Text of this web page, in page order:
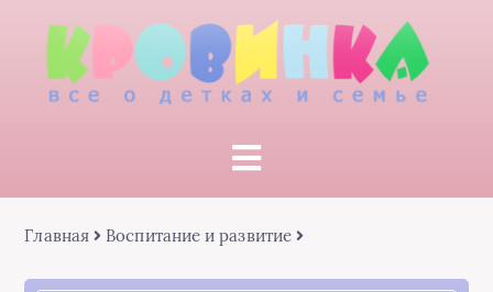
Главная Воспитание и развитие